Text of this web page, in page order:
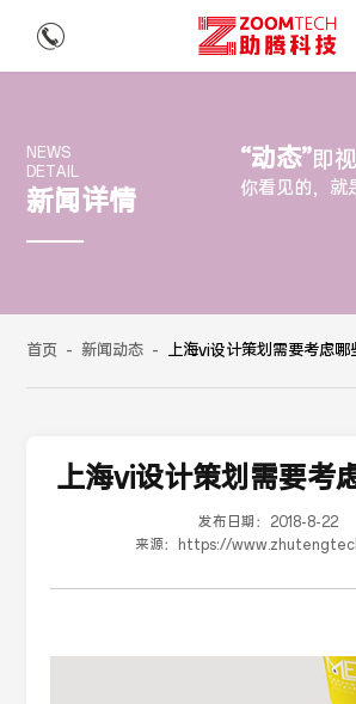
NEWS
DETAIL
新闻详情
“动态”即
你看见的，就
首页 - 新闻动态 - 上海vi设计策划需要考虑哪
上海vi设计策划需要考
发布日期：
2018-8-22
来源：
https://